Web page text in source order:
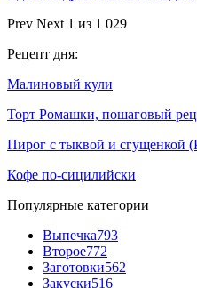
Prev Next 1 из 1 029
Рецепт дня:
Малиновый кули
Торт Ромашки, пошаговый
Пирог с тыквой и сгущенкой
Кофе по-сицилийски
Популярные категории
Выпечка793
Второе772
Заготовки562
Закуски516